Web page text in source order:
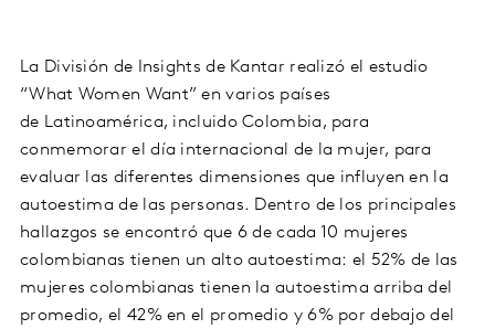
La División de Insights de Kantar realizó el estudio
“What Women Want”en varios países
de Latinoamérica, incluido Colombia, para
conmemorar el día internacional de la mujer, para
evaluar
las diferentes dimensiones que influyen en la
autoestima de las personas. Dentro de los principales
hallazgos se encontró que 6 de cada 10 mujeres
colombianas tienen un alto autoestima: el 52% de las
mujeres colombianas tienen la autoestima arriba del
promedio, el 42% en el promedio y 6% por debajo del